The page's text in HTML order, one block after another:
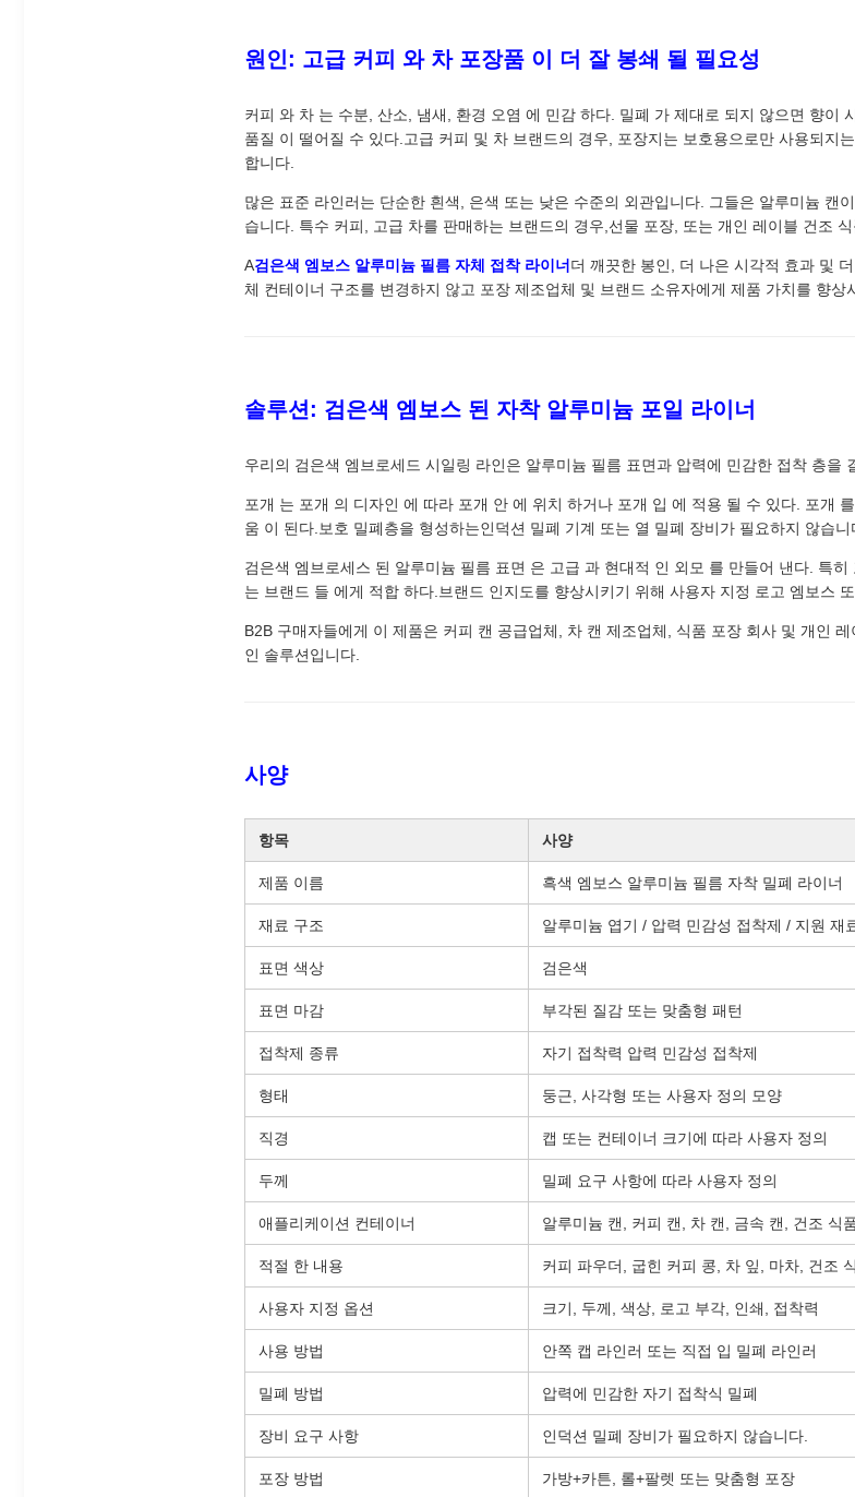
원인: 고급 커피 와 차 포장품 이 더 잘 봉쇄 될 필요성
커피 와 차 는 수분, 산소, 냄새, 환경 오염 에 민감 하다. 밀폐 가 제대로 되지 않으면 향이
품질 이 떨어질 수 있다.고급 커피 및 차 브랜드의 경우, 포장지는 보호용으로만 사용되지
합니다.
많은 표준 라인러는 단순한 흰색, 은색 또는 낮은 수준의 외관입니다. 그들은 알루미늄 캔
습니다. 특수 커피, 고급 차를 판매하는 브랜드의 경우,선물 포장, 또는 개인 레이블 건조
A검은색 엠보스 알루미늄 필름 자체 접착 라이너 더 깨끗한 봉인, 더 나은 시각적 효과 및
체 컨테이너 구조를 변경하지 않고 포장 제조업체 및 브랜드 소유자에게 제품 가치를 향상
솔루션: 검은색 엠보스 된 자착 알루미늄 포일 라이너
우리의 검은색 엠브로세드 시일링 라인은 알루미늄 필름 표면과 압력에 민감한 접착 층을
포개 는 포개 의 디자인 에 따라 포개 안 에 위치 하거나 포개 입 에 적용 될 수 있다. 포개
움 이 된다.보호 밀폐층을 형성하는인덕션 밀폐 기계 또는 열 밀폐 장비가 필요하지 않습니
검은색 엠브로세스 된 알루미늄 필름 표면 은 고급 과 현대적 인 외모 를 만들어 낸다. 특
는 브랜드 들 에게 적합 하다.브랜드 인지도를 향상시키기 위해 사용자 지정 로고 엠보스
B2B 구매자들에게 이 제품은 커피 캔 공급업체, 차 캔 제조업체, 식품 포장 회사 및 개인
인 솔루션입니다.
사양
항목 사양
제품 이름 흑색 엠보스 알루미늄 필름 자착 밀폐 라이너
재료 구조 알루미늄 엽기 / 압력 민감성 접착제 / 지원 재
표면 색상 검은색
표면 마감 부각된 질감 또는 맞춤형 패턴
접착제 종류 자기 접착력 압력 민감성 접착제
형태 둥근, 사각형 또는 사용자 정의 모양
직경 캡 또는 컨테이너 크기에 따라 사용자 정의
두께 밀폐 요구 사항에 따라 사용자 정의
애플리케이션 컨테이너 알루미늄 캔, 커피 캔, 차 캔, 금속 캔, 건조 식
적절 한 내용 커피 파우더, 굽힌 커피 콩, 차 잎, 마차, 건조
사용자 지정 옵션 크기, 두께, 색상, 로고 부각, 인쇄, 접착력
사용 방법 안쪽 캡 라인러 또는 직접 입 밀폐 라인러
밀폐 방법 압력에 민감한 자기 접착식 밀폐
장비 요구 사항 인덕션 밀폐 장비가 필요하지 않습니다.
포장 방법 가방+카튼, 롤+팔렛 또는 맞춤형 포장